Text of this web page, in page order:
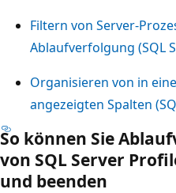
Filtern von Server-
Ablaufverfolgung (SQL
Organisieren von in
angezeigten Spalten
So können Sie
von SQL Server
und beenden